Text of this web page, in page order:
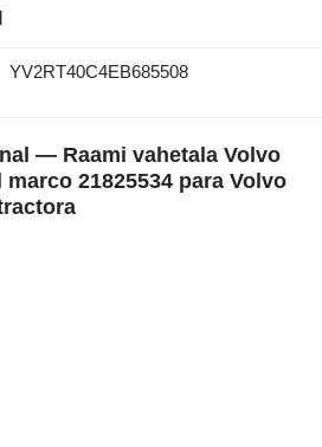
YV2RT40C4EB685508
— Raami vahetala Volvo
21825534 para Volvo